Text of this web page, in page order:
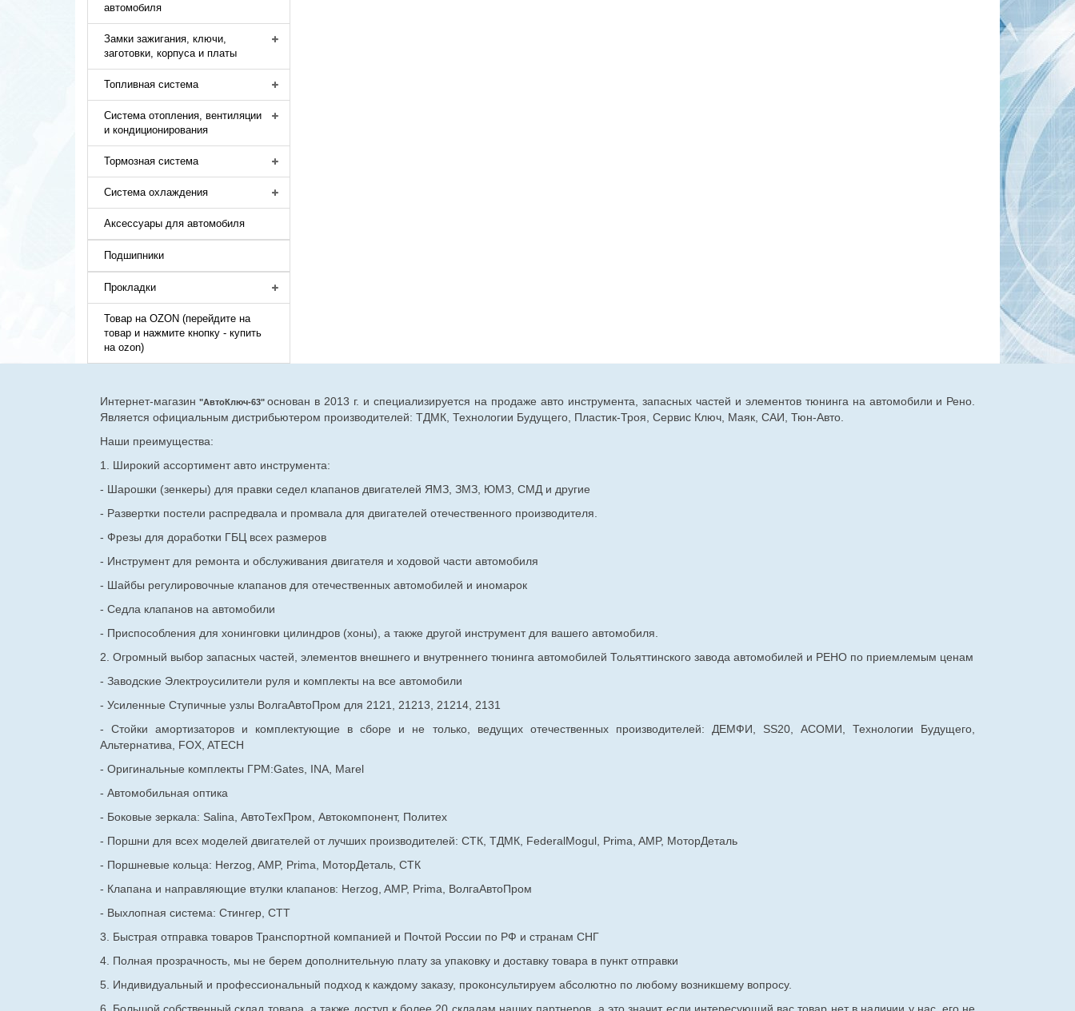
автомобиля
Замки зажигания, ключи,
заготовки, корпуса и платы
Топливная система
Система отопления, вентиляции
и кондиционирования
Тормозная система
Система охлаждения
Аксессуары для автомобиля
Подшипники
Прокладки
Товар на OZON (перейдите на
товар и нажмите кнопку - купить
на ozon)
Интернет-магазин "АвтоКлюч-63"основан в 2013 г. и специализируется на продаже авто инструмента, запасных частей и элементов тюнинга на автомобили и Рено.
Является официальным дистрибьютером производителей: ТДМК, Технологии Будущего, Пластик-Троя, Сервис Ключ, Маяк, САИ, Тюн-Авто.
Наши преимущества:
1. Широкий ассортимент авто инструмента:
- Шарошки (зенкеры) для правки седел клапанов двигателей ЯМЗ, ЗМЗ, ЮМЗ, СМД и другие
- Развертки постели распредвала и промвала для двигателей отечественного производителя.
- Фрезы для доработки ГБЦ всех размеров
- Инструмент для ремонта и обслуживания двигателя и ходовой части автомобиля
- Шайбы регулировочные клапанов для отечественныхавтомобилей и иномарок
- Седла клапанов на автомобили
- Приспособления для хонинговки цилиндров (хоны), а также другой инструмент для вашего автомобиля.
2. Огромный выбор запасных частей, элементов внешнего и внутреннего тюнинга автомобилей Тольяттинского завода автомобилей и РЕНО по приемлемым ценам
- Заводские Электроусилители руля и комплекты на все автомобили
- Усиленные Ступичные узлы ВолгаАвтоПром для 2121, 21213, 21214, 2131
- Стойки амортизаторов и комплектующие в сборе и не только, ведущих отечественных производителей: ДЕМФИ, SS20, АСОМИ, Технологии Будущего,
Альтернатива, FOX, ATECH
- Оригинальные комплекты ГРМ:Gates, INA, Marel
- Автомобильная оптика
- Боковые зеркала: Salina, АвтоТехПром, Автокомпонент, Политех
- Поршни для всех моделей двигателей от лучших производителей: СТК, ТДМК, FederalMogul, Prima, AMP, МоторДеталь
- Поршневые кольца: Herzog, AMP, Prima, МоторДеталь, СТК
- Клапана и направляющие втулки клапанов: Herzog, AMP, Prima, ВолгаАвтоПром
- Выхлопная система: Стингер, СТТ
3. Быстрая отправка товаров Транспортной компанией и Почтой России по РФ и странам СНГ
4. Полная прозрачность, мы не берем дополнительную плату за упаковку и доставку товара в пункт отправки
5. Индивидуальный и профессиональный подход к каждому заказу, проконсультируем абсолютно по любому возникшему вопросу.